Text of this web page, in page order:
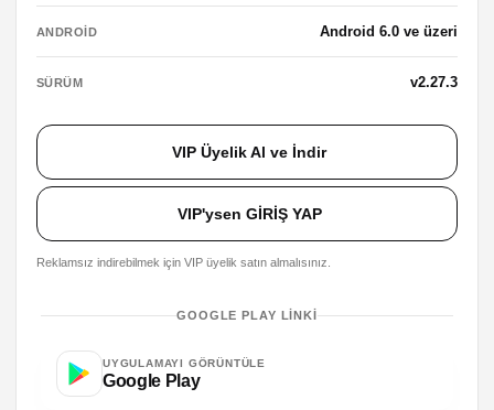
ANDROID Android 6.0 ve üzeri
SÜRÜM v2.27.3
VIP Üyelik Al ve İndir
VIP'ysen GİRİŞ YAP
Reklamsız indirebilmek için VIP üyelik satın almalısınız.
GOOGLE PLAY LINKI
UYGULAMAYI GÖRÜNTÜLE
Google Play